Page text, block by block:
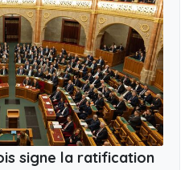
signe la ratification